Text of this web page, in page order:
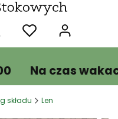
wyszukiwarkę
Na czas wakacji
składu Len